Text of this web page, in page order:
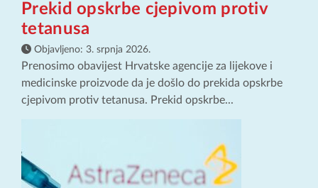
Prekid opskrbe cjepivom protiv
tetanusa
Objavljeno: 3. srpnja 2026.
Prenosimo obavijest Hrvatske agencije za lijekove i
medicinske proizvode da je došlo do prekida opskrbe
cjepivom protiv tetanusa. Prekid opskrbe...